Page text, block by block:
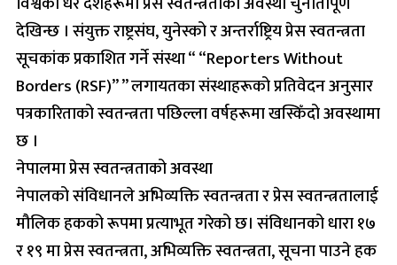
देखिन्छ । संयुक्त राष्ट्रसंघ, युनेस्को र अन्तर्राष्ट्रिय प्रेस स्वतन्त्रता
सूचकांक प्रकाशित गर्ने संस्था “ “Reporters Without
Borders (RSF)” ” लगायतका संस्थाहरूको प्रतिवेदन अनुसार
पत्रकारिताको स्वतन्त्रता पछिल्ला वर्षहरूमा खस्किँदो अवस्थामा
छ ।
नेपालमा प्रेस स्वतन्त्रताको अवस्था
नेपालको संविधानले अभिव्यक्ति स्वतन्त्रता र प्रेस स्वतन्त्रतालाई
मौलिक हकको रूपमा प्रत्याभूत गरेको छ। संविधानको धारा १७
र १९ मा प्रेस स्वतन्त्रता, अभिव्यक्ति स्वतन्त्रता, सूचना पाउने हक